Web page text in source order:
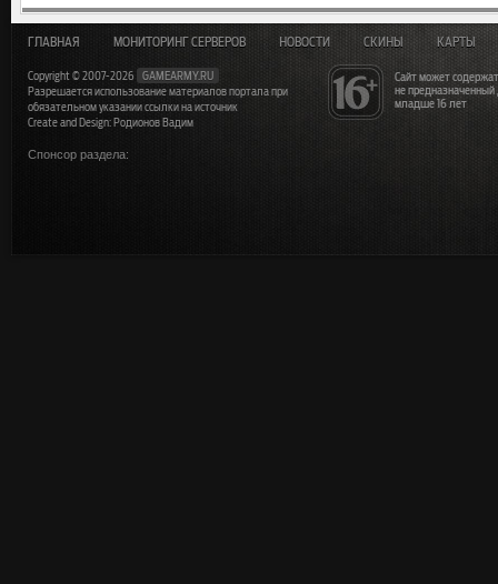
Сайт может
не
младше 16 лет
ГЛАВНАЯ МОНИТОРИНГ СЕРВЕРОВ НОВОСТИ СКИНЫ КАРТЫ
Copyright © 2007-2026
GAMEARMY.RU
Разрешается использование материалов портала при
обязательном указании ссылки на источник
Create and Design: Родионов Вадим
Спонсор раздела: